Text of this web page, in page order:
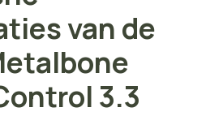
van de
3.3